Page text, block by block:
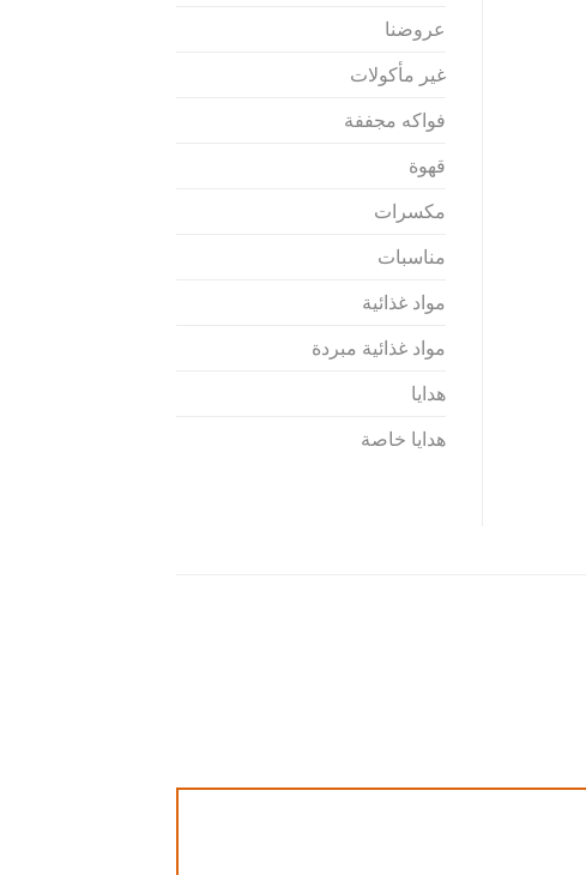
عروضنا
غير مأكولات
فواكه مجففة
قهوة
مكسرات
مناسبات
مواد غذائية
مواد غذائية مبردة
هدايا
هدايا خاصة